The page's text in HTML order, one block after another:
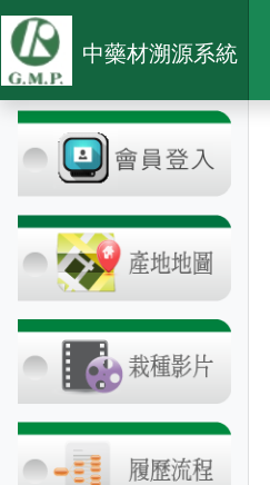
中藥材溯源系統